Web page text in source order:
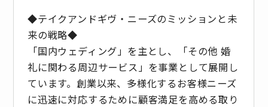
◆テイクアンドギヴ・ニーズのミッションと未
来の戦略◆
「国内ウェディング」を主とし、「その他 婚
礼に関わる周辺サービス」を事業として展開し
ています。創業以来、多様化するお客様ニーズ
に迅速に対応するために顧客満足を高める取り